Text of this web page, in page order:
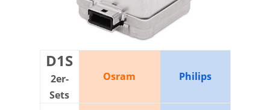
D1S
2er-
Sets
Osram Philips